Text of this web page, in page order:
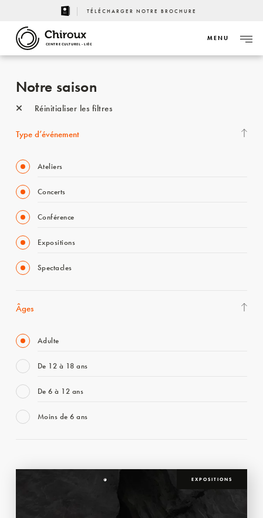
TÉLÉCHARGER NOTRE BROCHURE
CENTRE CULTUREL - LIÈGE
MENU
Notre saison
Réinitialiser les filtres
Type d’événement
Ateliers
Concerts
Conférence
Expositions
Spectacles
Âges
Adulte
De 12 à 18 ans
De 6 à 12 ans
Moins de 6 ans
EXPOSITIONS